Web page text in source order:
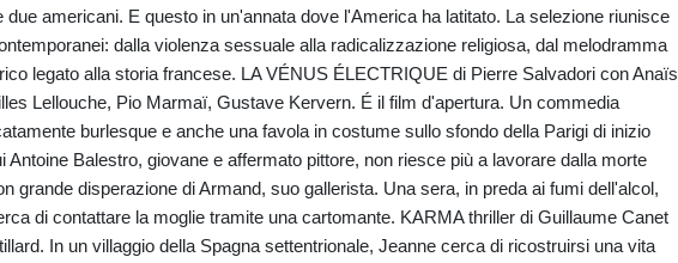
due americani. E questo in un'annata dove l'America ha latitato. La selezione riunisce
dalla violenza sessuale alla radicalizzazione religiosa, dal melodramma
legato alla storia francese. LA VÉNUS ÉLECTRIQUE di Pierre Salvadori con Anaïs
Lellouche, Pio Marmaï, Gustave Kervern. É il film d'apertura. Un commedia
burlesque e anche una favola in costume sullo sfondo della Parigi di inizio
Antoine Balestro, giovane e affermato pittore, non riesce più a lavorare dalla morte
grande disperazione di Armand, suo gallerista. Una sera, in preda ai fumi dell'alcol,
di contattare la moglie tramite una cartomante. KARMA thriller di Guillaume Canet
In un villaggio della Spagna settentrionale, Jeanne cerca di ricostruirsi una vita